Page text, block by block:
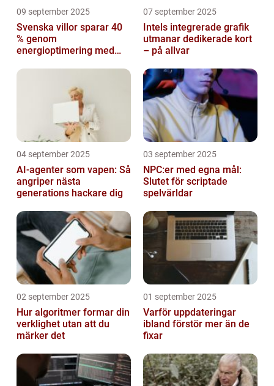
09 september 2025
Svenska villor sparar 40
% genom
energioptimering med
07 september 2025
Intels integrerade grafik
utmanar dedikerade kort
– på allvar
04 september 2025
AI-agenter som vapen: Så
angriper nästa
generations hackare dig
03 september 2025
NPC:er med egna mål:
Slutet för scriptade
spelvärldar
02 september 2025
Hur algoritmer formar din
verklighet utan att du
märker det
01 september 2025
Varför uppdateringar
ibland förstör mer än de
fixar